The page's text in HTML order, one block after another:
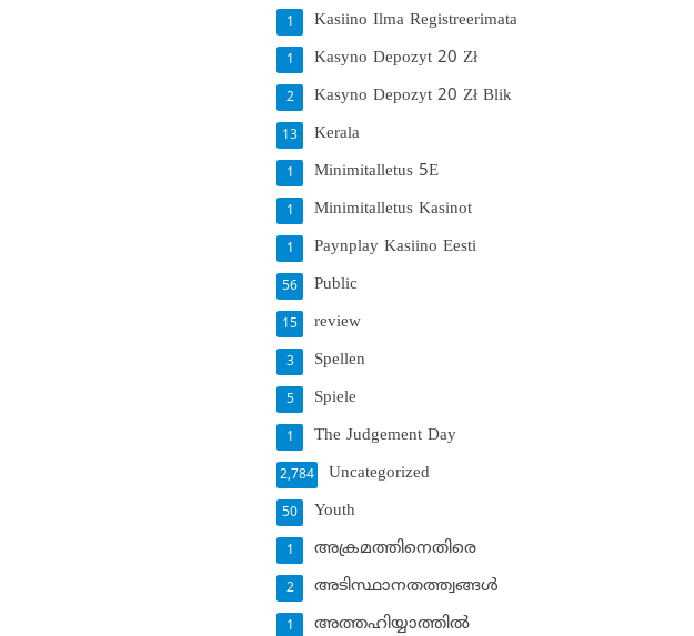
Kasiino Ilma Registreerimata
1
Kasyno Depozyt 20 Zł
1
Kasyno Depozyt 20 Zł Blik
2
Kerala
13
Minimitalletus 5E
1
Minimitalletus Kasinot
1
Paynplay Kasiino Eesti
1
Public
56
review
15
Spellen
3
Spiele
5
The Judgement Day
1
Uncategorized
2,784
Youth
50
അക്രമത്തിനെതിരെ
1
അടിസ്ഥാനതത്ത്വങ്ങള്‍
2
അത്തഹിയ്യാത്തില്‍
1